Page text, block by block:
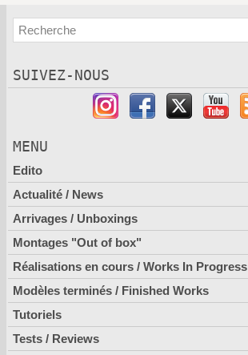
SUIVEZ-NOUS
MENU
Edito
Actualité / News
Arrivages / Unboxings
Montages "Out of box"
Réalisations en cours / Works In Progress
Modèles terminés / Finished Works
Tutoriels
Tests / Reviews